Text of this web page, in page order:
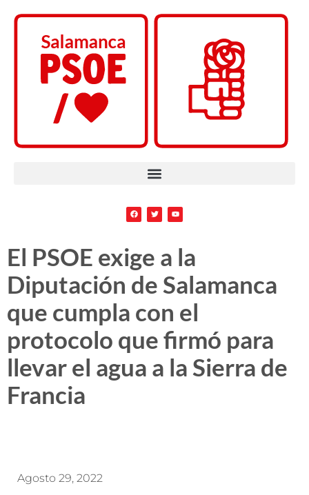
El PSOE exige a la
Diputación de Salamanca
que cumpla con el
protocolo que firmó para
llevar el agua a la Sierra de
Francia
Agosto 29, 2022